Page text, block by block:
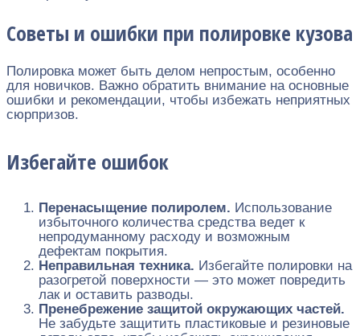
Советы и ошибки при полировке кузова
Полировка может быть делом непростым, особенно
для новичков. Важно обратить внимание на основные
ошибки и рекомендации, чтобы избежать неприятных
сюрпризов.
Избегайте ошибок
Перенасыщение полиролем. Использование
избыточного количества средства ведет к
непродуманному расходу и возможным
дефектам покрытия.
Неправильная техника. Избегайте полировки на
разогретой поверхности — это может повредить
лак и оставить разводы.
Пренебрежение защитой окружающих частей.
Не забудьте защитить пластиковые и резиновые